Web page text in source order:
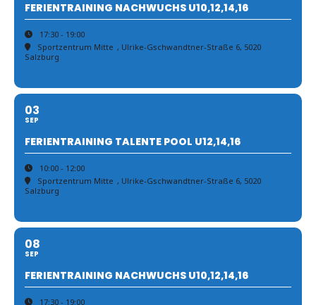
FERIENTRAINING NACHWUCHS U10,12,14,16
17:30 - 19:00
Sportzentrum Mitte , Ulrike-Gschwandtner-Straße 6, 5020
Salzburg
03
SEP
FERIENTRAINING TALENTE POOL U12,14,16
10:00 - 12:00
Sportzentrum Mitte , Ulrike-Gschwandtner-Straße 6, 5020
Salzburg
08
SEP
FERIENTRAINING NACHWUCHS U10,12,14,16
17:30 - 19:00